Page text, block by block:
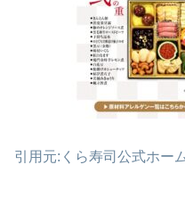
引用元:くら寿司公式ホー